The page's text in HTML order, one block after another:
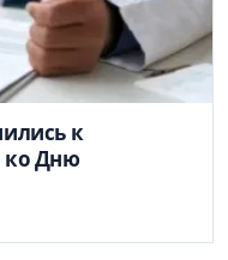
к
ко Дню